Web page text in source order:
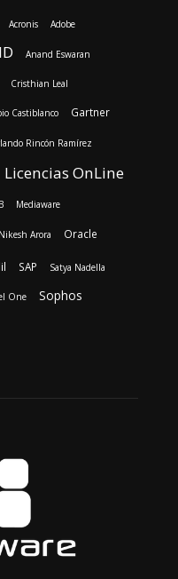
Acronis Adobe
Anand Eswaran
Cristhian Leal
Castiblanco Gartner
Rincón Ramírez
Licencias OnLine
Mediaware
Nikesh Arora Oracle
SAP Satya Nadella
One Sophos